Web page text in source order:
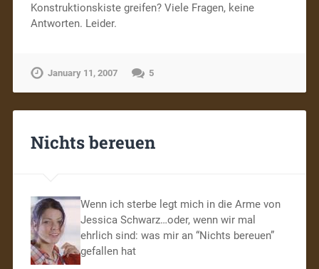
Konstruktionskiste greifen? Viele Fragen, keine
Antworten. Leider.
January 11, 2007 5
Nichts bereuen
Wenn ich sterbe legt mich in die Arme von
Jessica Schwarz…oder, wenn wir mal
ehrlich sind: was mir an “Nichts bereuen”
gefallen hat